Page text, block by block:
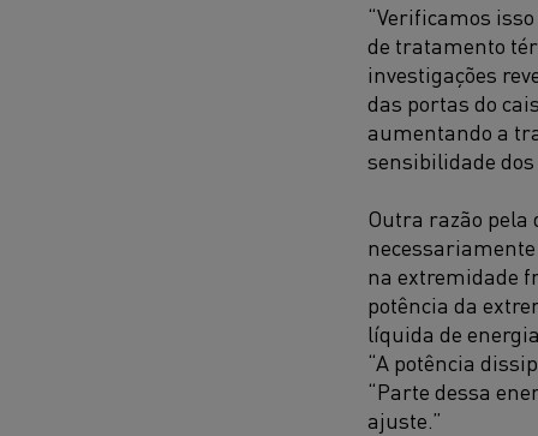
“Verificamos
de tratamento
investigações
das portas do
aumentando a
sensibilidade
Outra razão pela
na extremidade
potência da
líquida de
“A potência
“Parte dessa
ajuste.”